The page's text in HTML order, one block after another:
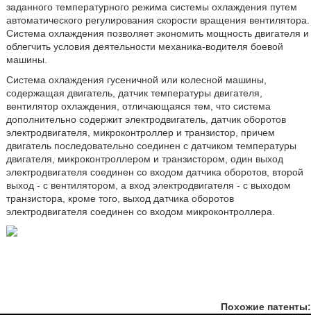
заданного температурного режима системы охлаждения путем
автоматического регулирования скорости вращения вентилятора.
Система охлаждения позволяет экономить мощность двигателя и
облегчить условия деятельности механика-водителя боевой
машины.
Система охлаждения гусеничной или колесной машины,
содержащая двигатель, датчик температуры двигателя,
вентилятор охлаждения, отличающаяся тем, что система
дополнительно содержит электродвигатель, датчик оборотов
электродвигателя, микроконтроллер и транзистор, причем
двигатель последовательно соединен с датчиком температуры
двигателя, микроконтроллером и транзистором, один выход
электродвигателя соединен со входом датчика оборотов, второй
выход - с вентилятором, а вход электродвигателя - с выходом
транзистора, кроме того, выход датчика оборотов
электродвигателя соединен со входом микроконтроллера.
Похожие патенты: